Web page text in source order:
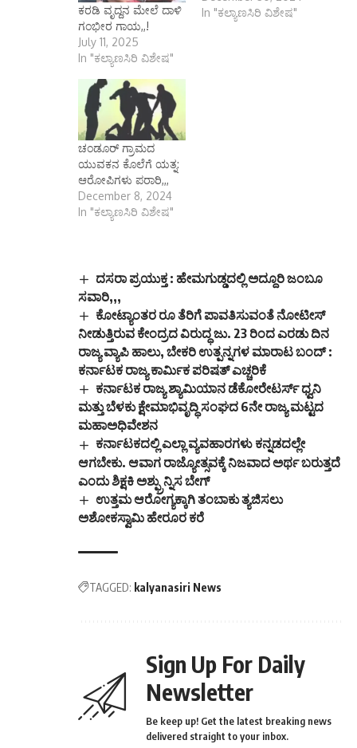
ಕರಡಿ ವೃದ್ದನ ಮೇಲೆ ದಾಳಿ
ಗಂಭೀರ ಗಾಯ,,!
July 11, 2025
In "ಕಲ್ಯಾಣಸಿರಿ ವಿಶೇಷ"
In "ಕಲ್ಯಾಣಸಿರಿ ವಿಶೇಷ"
ಚಂಡೂರ್ ಗ್ರಾಮದ
ಯುವಕನ ಕೊಲೆಗೆ ಯತ್ನ:
ಆರೋಪಿಗಳು ಪರಾರಿ,,,
December 8, 2024
In "ಕಲ್ಯಾಣಸಿರಿ ವಿಶೇಷ"
ದಸರಾ ಪ್ರಯುಕ್ತ : ಹೇಮಗುಡ್ಡದಲ್ಲಿ ಅದ್ದೂರಿ ಜಂಬೂ
ಸವಾರಿ,,,
ಕೋಟ್ಯಾಂತರ ರೂ ತೆರಿಗೆ ಪಾವತಿಸುವಂತೆ ನೋಟೀಸ್‌
ನೀಡುತ್ತಿರುವ ಕೇಂದ್ರದ ವಿರುದ್ಧ ಜು. 23 ರಿಂದ ಎರಡು ದಿನ
ರಾಜ್ಯ ವ್ಯಾಪಿ ಹಾಲು, ಬೇಕರಿ ಉತ್ಪನ್ನಗಳ ಮಾರಾಟ ಬಂದ್‌ :
ಕರ್ನಾಟಕ ರಾಜ್ಯ ಕಾರ್ಮಿಕ ಪರಿಷತ್‌ ಎಚ್ಚರಿಕೆ
ಕರ್ನಾಟಕ ರಾಜ್ಯ ಶ್ಯಾಮಿಯಾನ ಡೆಕೋರೇಟರ್ಸ್ ಧ್ವನಿ
ಮತ್ತು ಬೆಳಕು ಕ್ಷೇಮಾಭಿವೃದ್ಧಿ ಸಂಘದ 6ನೇ ರಾಜ್ಯ ಮಟ್ಟದ
ಮಹಾಅಧಿವೇಶನ
ಕರ್ನಾಟಕದಲ್ಲಿ ಎಲ್ಲಾ ವ್ಯವಹಾರಗಳು ಕನ್ನಡದಲ್ಲೇ
ಆಗಬೇಕು. ಆವಾಗ ರಾಜ್ಯೋತ್ಸವಕ್ಕೆ ನಿಜವಾದ ಅರ್ಥ ಬರುತ್ತದೆ
ಎಂದು ಶಿಕ್ಷಕಿ ಅಶ್ಫ್ರುನ್ನಿಸ ಬೇಗ್
ಉತ್ತಮ ಆರೋಗ್ಯಕ್ಕಾಗಿ ತಂಬಾಕು ತ್ಯಜಿಸಲು
ಅಶೋಕಸ್ವಾಮಿ ಹೇರೂರ ಕರೆ
TAGGED: kalyanasiri News
Sign Up For Daily
Newsletter
Be keep up! Get the latest breaking news
delivered straight to your inbox.